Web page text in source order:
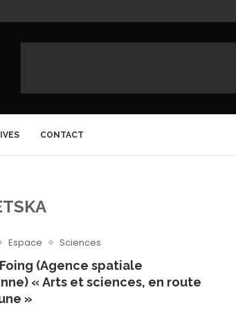
CONTACT
Espace Sciences
(Agence spatiale
« Arts et sciences, en route
»